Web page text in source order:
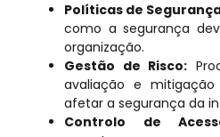
Políticas de
como a segurança
organização.
Gestão de Risco:
avaliação e
afetar a segurança da
Controlo de